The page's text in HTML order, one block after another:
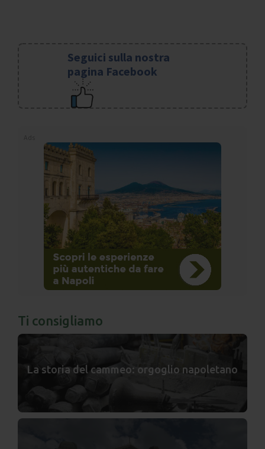
Seguici sulla nostra
pagina Facebook
Ti consigliamo
La storia del cammeo: orgoglio napoletano